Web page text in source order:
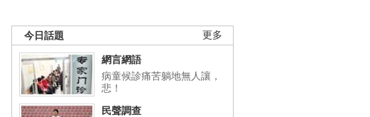
更多
今日話題
網言網語
病童候診痛苦躺地無人讓，
悲！
民聲調查